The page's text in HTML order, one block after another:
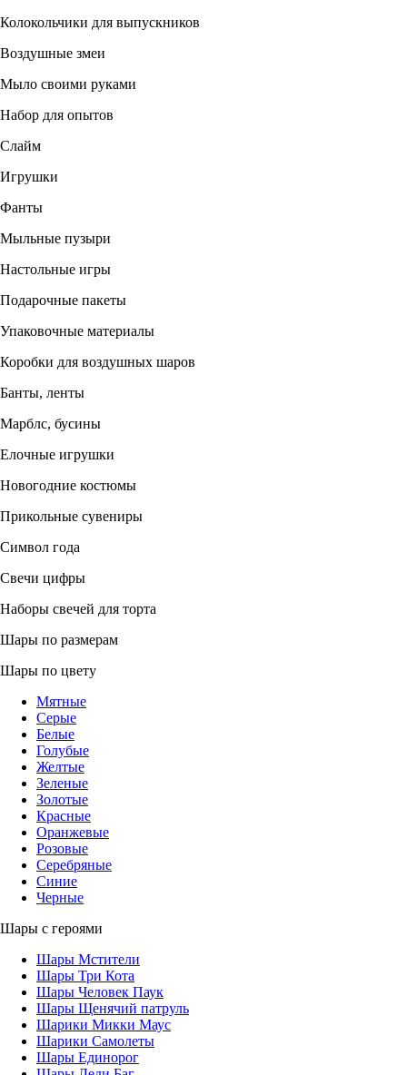
Колокольчики для выпускников
Воздушные змеи
Мыло своими руками
Набор для опытов
Слайм
Игрушки
Фанты
Мыльные пузыри
Настольные игры
Подарочные пакеты
Упаковочные материалы
Коробки для воздушных шаров
Банты, ленты
Марблс, бусины
Елочные игрушки
Новогодние костюмы
Прикольные сувениры
Символ года
Свечи цифры
Наборы свечей для торта
Шары по размерам
Шары по цвету
Мятные
Серые
Белые
Голубые
Желтые
Зеленые
Золотые
Красные
Оранжевые
Розовые
Серебряные
Синие
Черные
Шары с героями
Шары Мстители
Шары Три Кота
Шары Человек Паук
Шары Щенячий патруль
Шарики Микки Маус
Шарики Самолеты
Шары Единорог